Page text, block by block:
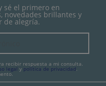
sé el primero en
novedades brillantes y
de alegría.
recibir respuesta a mi consulta.
legal y política de privacidad.